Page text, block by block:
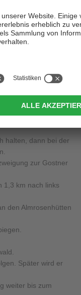
Hier sich halb
18 in Richtung halb
dem Bach entlang.
zum Wanderweg
passieren.
Richtung Sanon und
halten, dann bei der
zur Gostner
1,3 km nach links
den Almrosenhütten
Später wird er
weiter bis zum